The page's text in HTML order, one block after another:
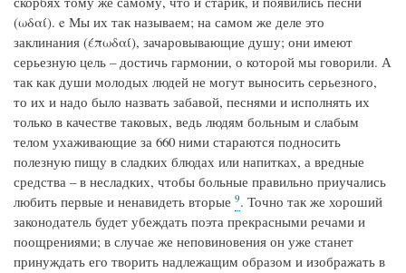
(ωδαί). e Мы их так называем; на самом же деле это
заклинания (έπωδαί), зачаровывающие душу; они имеют
серьезную цель – достичь гармонии, о которой мы говорили. А
так как души молодых людей не могут выносить серьезного,
то их и надо было назвать забавой, песнями и исполнять их
только в качестве таковых, ведь людям больным и слабым
телом ухаживающие за 660 ними стараются подносить
полезную пищу в сладких блюдах или напитках, а вредные
средства – в несладких, чтобы больные правильно приучались
любить первые и ненавидеть вторые 9. Точно так же хороший
законодатель будет убеждать поэта прекрасными речами и
поощрениями; в случае же неповиновения он уже станет
принуждать его творить надлежащим образом и изображать в